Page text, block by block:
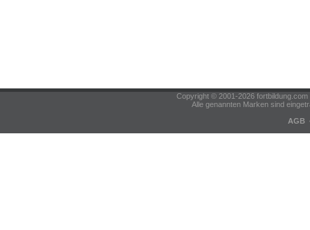
Copyright © 2001-2026
Alle genannten Marken sind
AGB